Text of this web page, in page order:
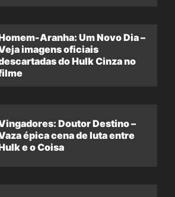
Aranha: Um Novo Dia –
imagens oficiais
do Hulk Cinza no
Doutor Destino –
épica cena de luta entre
e o Coisa